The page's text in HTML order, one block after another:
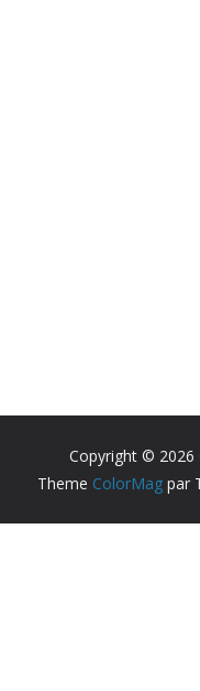
Copyright © 2026
Theme ColorMag par